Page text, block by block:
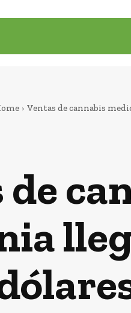
Ventas de cannabis
de